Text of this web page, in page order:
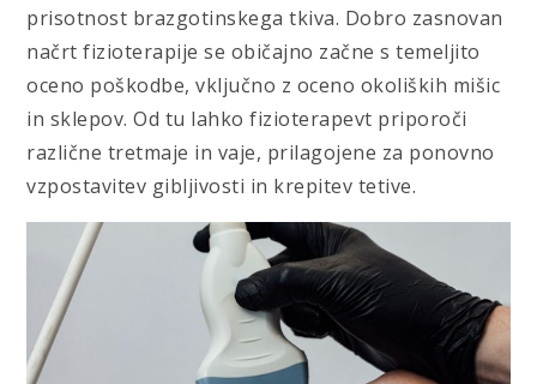
prisotnost brazgotinskega tkiva. Dobro zasnovan
načrt fizioterapije se običajno začne s temeljito
oceno poškodbe, vključno z oceno okoliških mišic
in sklepov. Od tu lahko fizioterapevt priporoči
različne tretmaje in vaje, prilagojene za ponovno
vzpostavitev gibljivosti in krepitev tetive.